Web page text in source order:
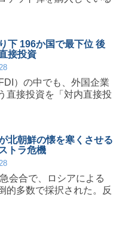
下 196か国で最下位 後
接投資
）の中でも、外国企業
直接投資を「対内直接投
北朝鮮の懐を寒くさせる
トラ危機
会合で、ロシアによる
的多数で採択された。反